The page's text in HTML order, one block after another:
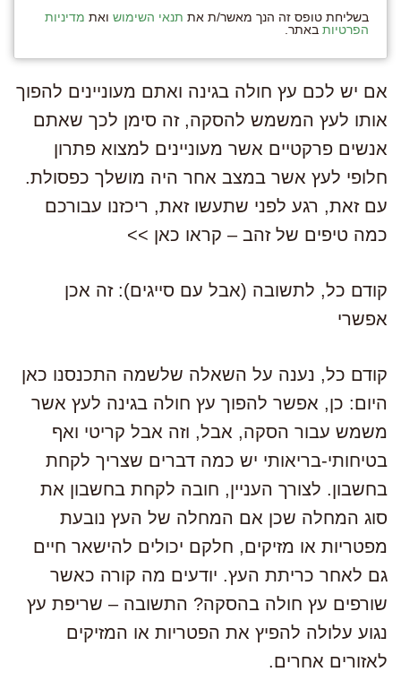
בשליחת טופס זה הנך מאשר/ת את תנאי השימוש ואת מדיניות
הפרטיות באתר.
אם יש לכם עץ חולה בגינה ואתם מעוניינים להפוך
אותו לעץ המשמש להסקה, זה סימן לכך שאתם
אנשים פרקטיים אשר מעוניינים למצוא פתרון
חלופי לעץ אשר במצב אחר היה מושלך כפסולת.
עם זאת, רגע לפני שתעשו זאת, ריכזנו עבורכם
כמה טיפים של זהב – קראו כאן >>
קודם כל, לתשובה (אבל עם סייגים): זה אכן
אפשרי
קודם כל, נענה על השאלה שלשמה התכנסנו כאן
היום: כן, אפשר להפוך עץ חולה בגינה לעץ אשר
משמש עבור הסקה, אבל, וזה אבל קריטי ואף
בטיחותי-בריאותי יש כמה דברים שצריך לקחת
בחשבון. לצורך העניין, חובה לקחת בחשבון את
סוג המחלה שכן אם המחלה של העץ נובעת
מפטריות או מזיקים, חלקם יכולים להישאר חיים
גם לאחר כריתת העץ. יודעים מה קורה כאשר
שורפים עץ חולה בהסקה? התשובה – שריפת עץ
נגוע עלולה להפיץ את הפטריות או המזיקים
לאזורים אחרים.